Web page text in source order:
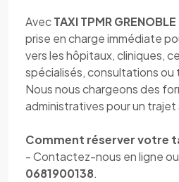
AvecTAXI TPMR GRENOBLE
prise en charge immédiate
vers les hôpitaux, cliniques,
spécialisés, consultations
Nous nous chargeons des
administratives pour un trajet
Comment réserver votre
- Contactez-nous en ligne
0681900138.